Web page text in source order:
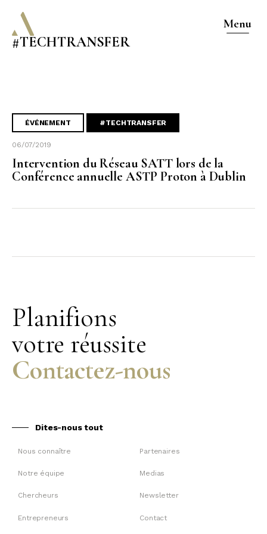
Menu
#TECHTRANSFER
ÉVÉNEMENT #TECHTRANSFER
06/07/2019
Intervention du Réseau SATT lors de la
Conférence annuelle ASTP Proton à Dublin
Planifions
votre réussite
Contactez-nous
Dites-nous tout
Nous connaître
Notre équipe
Chercheurs
Entrepreneurs
Partenaires
Medias
Newsletter
Contact